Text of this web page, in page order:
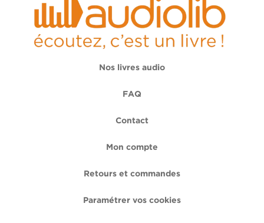
Nos livres audio
FAQ
Contact
Mon compte
Retours et commandes
Paramétrer vos cookies